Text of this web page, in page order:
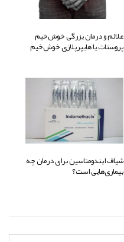
علائم و درمان بزرگی خوش‌خیم
پروستات یا هایپرپلازی خوش‌خیم
شیاف ایندومتاسین برای درمان چه
بیماری‌هایی است؟